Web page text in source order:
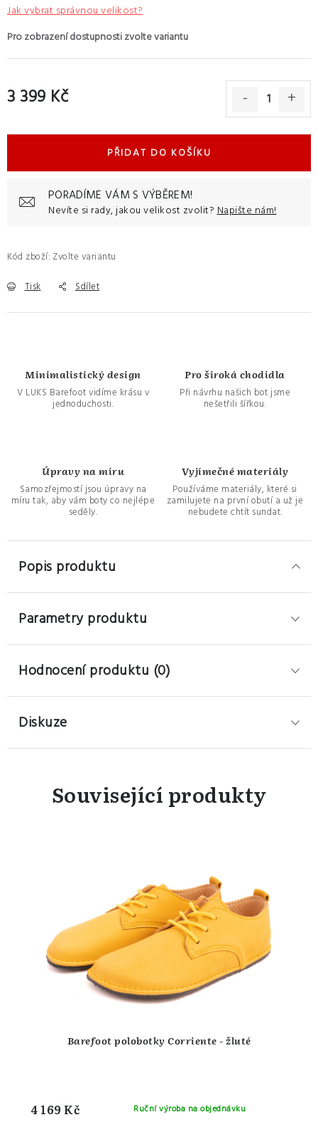
Jak vybrat správnou velikost?
3 399 Kč
PŘIDAT DO KOŠÍKU
PORADÍME VÁM S VÝBĚREM!
Nevíte si rady, jakou velikost zvolit? Napište nám!
Kód zboží: Zvolte variantu
Tisk Sdílet
Minimalistický design
V LUKS Barefoot vidíme krásu v
jednoduchosti.
Pro široká chodidla
Při návrhu našich bot jsme
nešetřili šířkou.
Úpravy na míru
Samozřejmostí jsou úpravy na
míru tak, aby vám boty co nejlépe
seděly.
Vyjímečné materiály
Používáme materiály, které si
zamilujete na první obutí a už je
nebudete chtít sundat.
Popis produktu
Parametry produktu
Hodnocení produktu (0)
Diskuze
Související produkty
Barefoot polobotky Corriente - žluté
Ruční výroba na objednávku
4 169 Kč